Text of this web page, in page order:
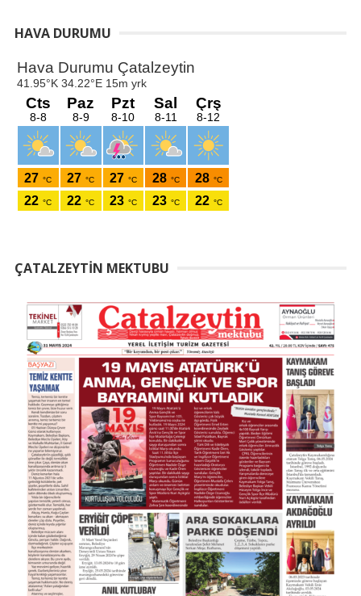
HAVA DURUMU
ÇATALZEYTIN MEKTUBU